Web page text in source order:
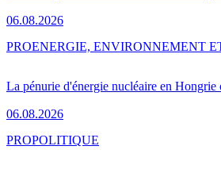
06.08.2026
La pénurie d'énergie nucléaire en
06.08.2026
PROENERGIE, ENVIRONNEMENT
PROPOLITIQUE